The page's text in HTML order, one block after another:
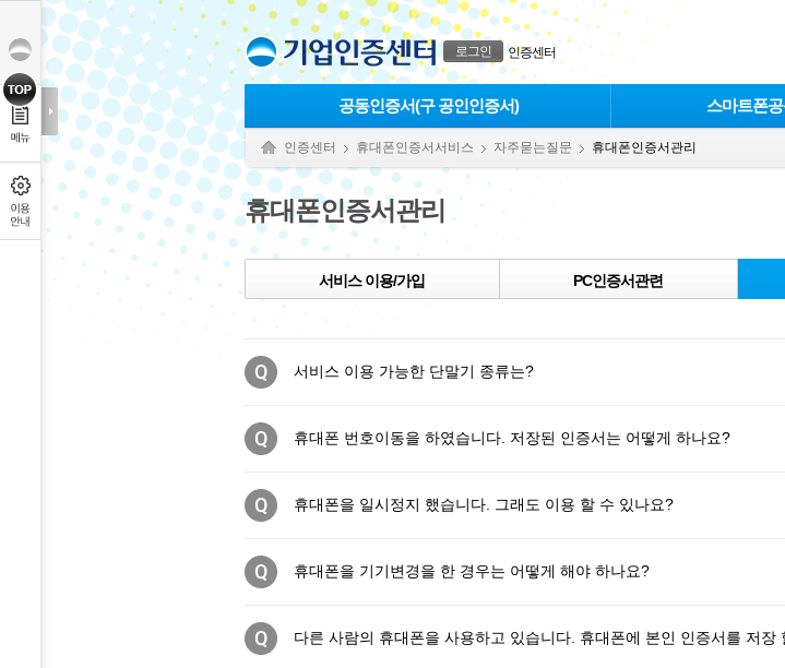
본문으로 바로가기
푸터 바로가기
로그인 인증센터
공동인증서(구 공인인증서) 스마트폰
인증센터 휴대폰인증서서비스 자주묻는질문 휴대폰인증서관리
휴대폰인증서관리
서비스 이용/가입 PC인증서관련
서비스 이용 가능한 단말기 종류는?
휴대폰 번호이동을 하였습니다. 저장된 인증서는 어떻게 하나요?
휴대폰을 일시정지 했습니다. 그래도 이용 할 수 있나요?
휴대폰을 기기변경을 한 경우는 어떻게 해야 하나요?
다른 사람의 휴대폰을 사용하고 있습니다. 휴대폰에 본인 인증서를 저장